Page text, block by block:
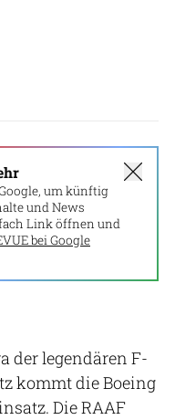
um künftig
und News
Link öffnen und
bei Google
der legendären F-
kommt die Boeing
Die RAAF